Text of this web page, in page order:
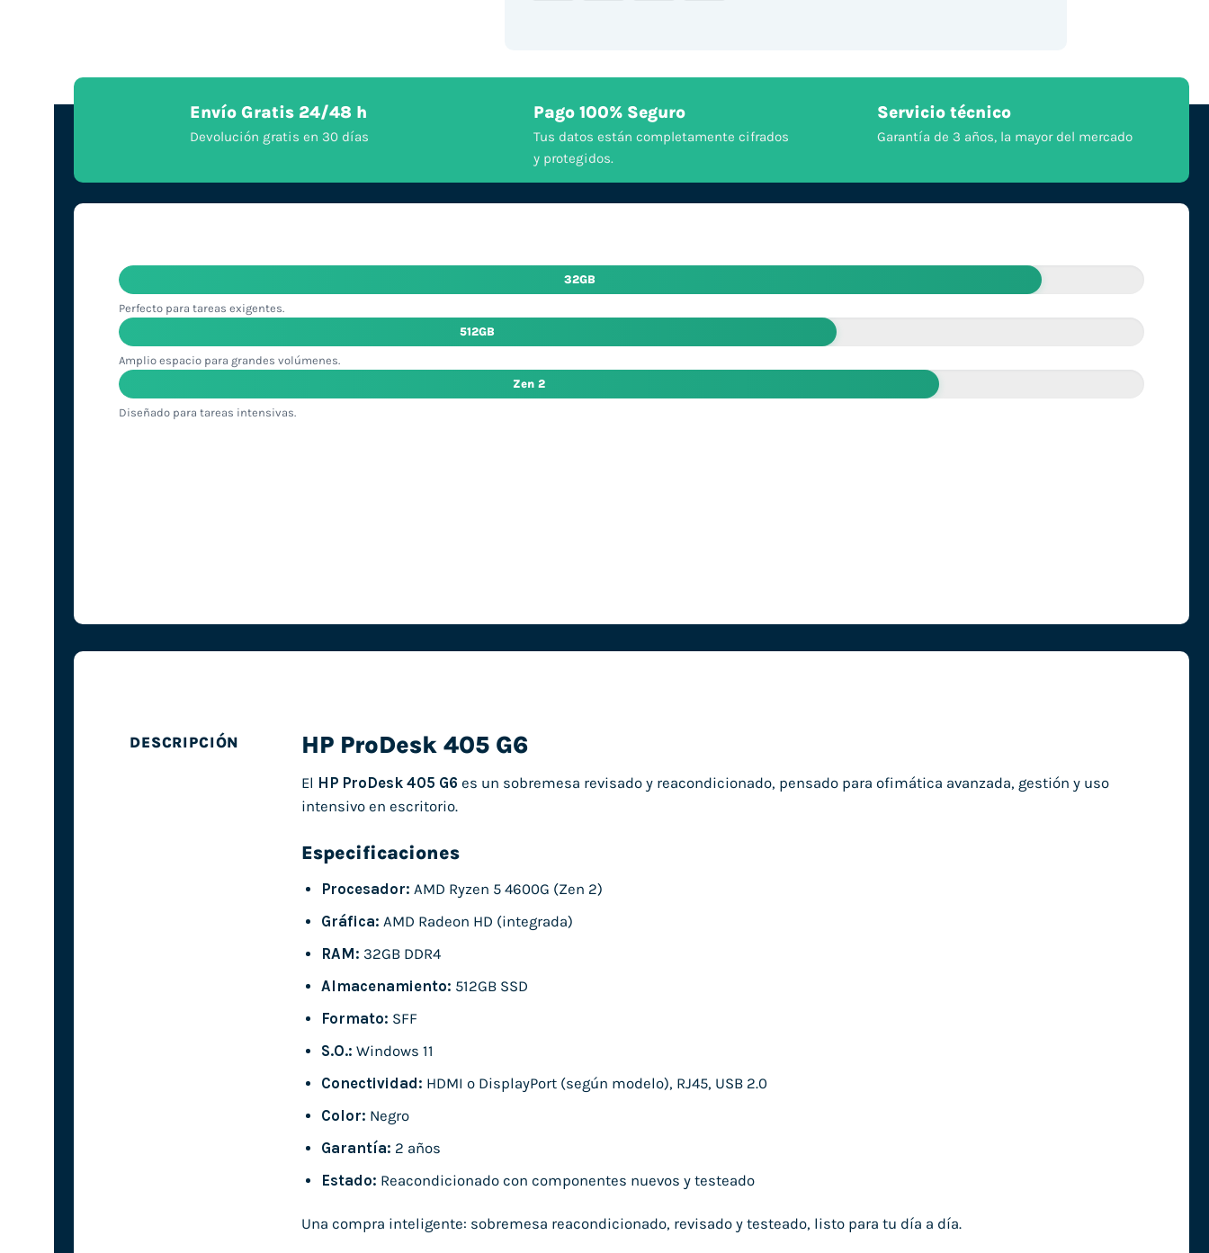
Envío Gratis 24/48 h
Devolución gratis en 30 días
Pago 100% Seguro
Tus datos están completamente cifrados
y protegidos.
Servicio técnico
Garantía de 3 años, la mayor del mercado
32GB
Perfecto para tareas exigentes.
512GB
Amplio espacio para grandes volúmenes.
Zen 2
Diseñado para tareas intensivas.
DESCRIPCIÓN HP ProDesk 405 G6
El HP ProDesk 405 G6 es un sobremesa revisado y reacondicionado, pensado para ofimática avanzada, gestión y uso
intensivo en escritorio.
Especificaciones
Procesador: AMD Ryzen 5 4600G (Zen 2)
Gráfica: AMD Radeon HD (integrada)
RAM: 32GB DDR4
Almacenamiento: 512GB SSD
Formato: SFF
S.O.: Windows 11
Conectividad: HDMI o DisplayPort (según modelo), RJ45, USB 2.0
Color: Negro
Garantía: 2 años
Estado: Reacondicionado con componentes nuevos y testeado
Una compra inteligente: sobremesa reacondicionado, revisado y testeado, listo para tu día a día.